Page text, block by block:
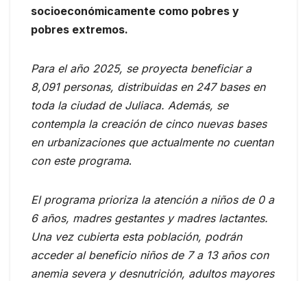
socioeconómicamente como pobres y
pobres extremos.
Para el año 2025, se proyecta beneficiar a
8,091 personas, distribuidas en 247 bases en
toda la ciudad de Juliaca. Además, se
contempla la creación de cinco nuevas bases
en urbanizaciones que actualmente no cuentan
con este programa.
El programa prioriza la atención a niños de 0 a
6 años, madres gestantes y madres lactantes.
Una vez cubierta esta población, podrán
acceder al beneficio niños de 7 a 13 años con
anemia severa y desnutrición, adultos mayores